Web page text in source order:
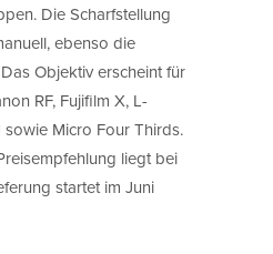
Die Scharfstellung
ebenso die
Objektiv erscheint für
RF, Fujifilm X, L-
sowie Micro Four Thirds.
liegt bei
startet im Juni